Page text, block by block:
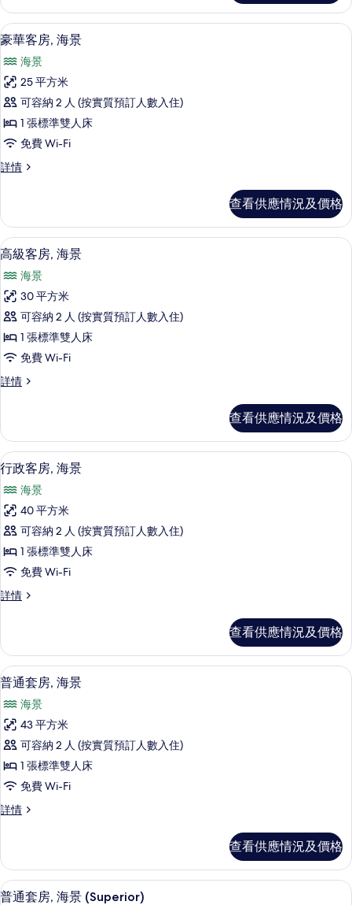
View)
的
相
片
(Pool
Terrace
View)
情
載
入
所
有
豪
華
客
房,
景
的
相
片
意大利 Frette 床單、防敏寢具、特厚
3
豪華客房, 海景
海景
25 平方米
可容納 2 人 (按實質預訂人數入住)
1 張標準雙人床
免費 Wi-Fi
詳情
豪
海
景
詳
查看供應情況及價格
載
入
所
有
高
級
客
房,
景
的
相
片
意大利 Frette 床單、防敏寢具、特厚
3
高級客房, 海景
海景
30 平方米
可容納 2 人 (按實質預訂人數入住)
1 張標準雙人床
免費 Wi-Fi
詳情
高
海
景
詳
情
查看供應情況及價格
載
入
所
有
行
政
客
房,
景
的
相
片
意大利 Frette 床單、防敏寢具、特厚
2
行政客房, 海景
海景
40 平方米
可容納 2 人 (按實質預訂人數入住)
1 張標準雙人床
免費 Wi-Fi
詳情
行
海
景
詳
情
查看供應情況及價格
載
入
所
有
普
通
套
房,
景
的
相
意大利 Frette 床單、防敏寢具、特厚
5
普通套房, 海景
海景
43 平方米
可容納 2 人 (按實質預訂人數入住)
1 張標準雙人床
免費 Wi-Fi
詳情
普
海
景
詳
查看供應情況及價格
載
普通套房, 海景 (Superior) | 意大利
3
普通套房, 海景 (Superior)